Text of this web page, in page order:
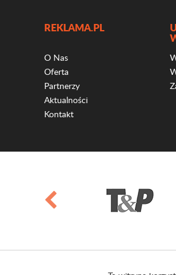
REKLAMA.PL
O Nas
Oferta
Partnerzy
Aktualności
Kontakt